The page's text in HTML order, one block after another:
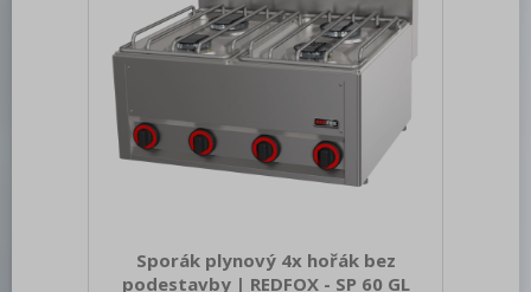
Sporák plynový 4x hořák bez
podestavby | REDFOX - SP 60 GL